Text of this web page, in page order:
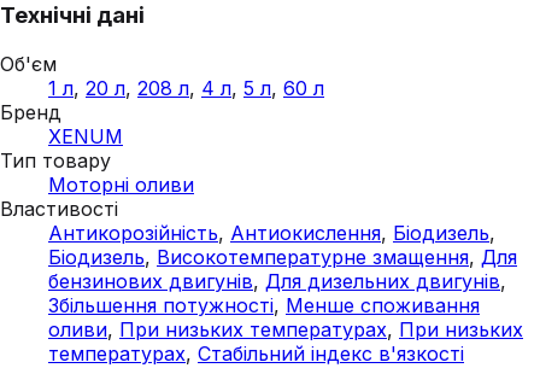
Технічні дані
Об'єм
1 л, 20 л, 208 л, 4 л, 5 л, 60 л
Бренд
XENUM
Тип товару
Моторні оливи
Властивості
Антикорозійність, Антиокислення, Біодизель,
Біодизель, Високотемпературне змащення, Для
бензинових двигунів, Для дизельних двигунів,
Збільшення потужності, Менше споживання
оливи, При низьких температурах, При низьких
температурах, Стабільний індекс в'язкості